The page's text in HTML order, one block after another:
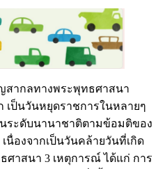
สากลทางพระพุทธศาสนา
ป็นวันหยุดราชการในหลายๆ
ระดับนานาชาติตามข้อมติของ
องจากเป็นวันคล้ายวันที่เกิด
าสนา 3 เหตุการณ์ ได้แก่ การ